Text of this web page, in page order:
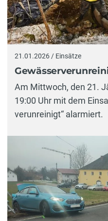
21.01.2026 / Einsätze
Am Mittwoch, den 21.
19:00 Uhr mit dem
verunreinigt“ alarmiert.